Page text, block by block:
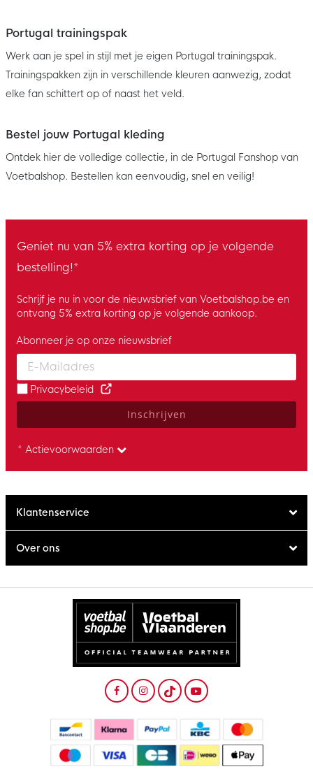
Portugal trainingspak
Werk aan je spel in stijl met je eigen Portugal trainingspak.
Trainingspakken zijn in verschillende kleuren aanwezig, zodat
elke fan schittert op of naast het veld.
Bestel jouw Portugal kleding
Ontdek hier de volledige collectie, in de Portugal Fanshop van
Voetbalshop. Bestellen kan eenvoudig, snel en veilig!
Geniet nu van 5% extra korting op je volgende
bestelling!*
Schrijf je nu in voor de nieuwsbrief van Voetbalshop.be en
ontvang 5% extra korting op je volgende aankoop.
Enter your email and accept the privacy policy to subscribe to
Abonneer je op onze nieuwsbrief
Privacybeleid
Inschrijven
* Actievoorwaarden
Klantenservice
Over ons